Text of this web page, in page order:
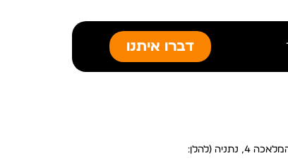
דברו איתנו
תקנון זה מגדיר את תנאי השימוש באתר האינטרנט https://dev.koranga.co.il/ (להלן: "האתר") המופעל על ידי קורנגה בע"מ, ח.פ 513952382 מרחוב המלאכה 4, נתניה (להלן: